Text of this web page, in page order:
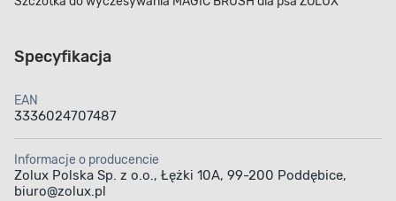
Specyfikacja
EAN
3336024707487
Informacje o producencie
Zolux Polska Sp. z o.o., Łężki 10A, 99-200 Poddębice,
biuro@zolux.pl